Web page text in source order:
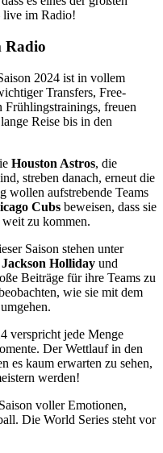
live im Radio!
Radio
2024 ist in vollem
Transfers, Free-
freuen
Reise bis in den
Houston Astros, die
streben danach, erneut die
wollen aufstrebende Teams
Cubs beweisen, dass sie
zu kommen.
Saison stehen unter
Jackson Holliday und
Beiträge für ihre Teams zu
wie sie mit dem
verspricht jede Menge
Der Wettlauf in den
es kaum erwarten zu sehen,
werden!
voller Emotionen,
Die World Series steht vor